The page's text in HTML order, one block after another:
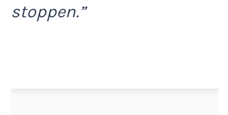
stoppen.”